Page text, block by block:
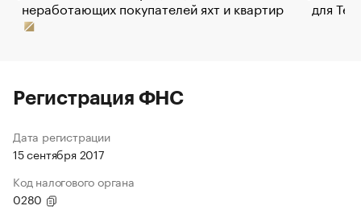
неработающих покупателей яхт и квартир
для
Регистрация ФНС
Дата регистрации
15 сентября 2017
Код налогового органа
0280